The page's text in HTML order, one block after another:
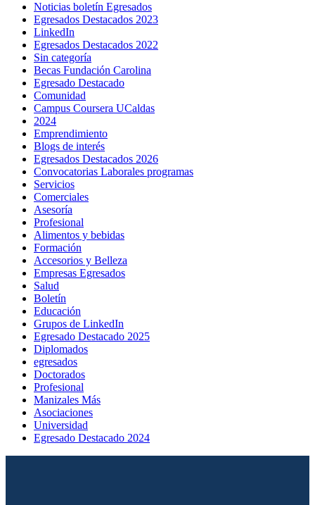
Noticias boletín Egresados
Egresados Destacados 2023
LinkedIn
Egresados Destacados 2022
Sin categoría
Becas Fundación Carolina
Egresado Destacado
Comunidad
Campus Coursera UCaldas
2024
Emprendimiento
Blogs de interés
Egresados Destacados 2026
Convocatorias Laborales programas
Servicios
Comerciales
Asesoría
Profesional
Alimentos y bebidas
Formación
Accesorios y Belleza
Empresas Egresados
Salud
Boletín
Educación
Grupos de LinkedIn
Egresado Destacado 2025
Diplomados
egresados
Doctorados
Profesional
Manizales Más
Asociaciones
Universidad
Egresado Destacado 2024